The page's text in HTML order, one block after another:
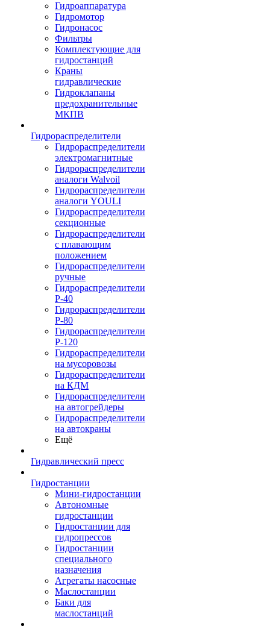
Гидроаппаратура
Гидромотор
Гидронасос
Фильтры
Комплектующие для
гидростанций
Краны
гидравлические
Гидроклапаны
предохранительные
МКПВ
Гидрораспределители
Гидрораспределители
электромагнитные
Гидрораспределители
аналоги Walvoil
Гидрораспределители
аналоги YOULI
Гидрораспределители
секционные
Гидрораспределители
с плавающим
положением
Гидрораспределители
ручные
Гидрораспределители
Р-40
Гидрораспределители
Р-80
Гидрораспределители
Р-120
Гидрораспределители
на мусоровозы
Гидрораспределители
на КДМ
Гидрораспределители
на автогрейдеры
Гидрораспределители
на автокраны
Ещё
Гидравлический пресс
Гидростанции
Мини-гидростанции
Автономные
гидростанции
Гидростанции для
гидропрессов
Гидростанции
специального
назначения
Агрегаты насосные
Маслостанции
Баки для
маслостанций